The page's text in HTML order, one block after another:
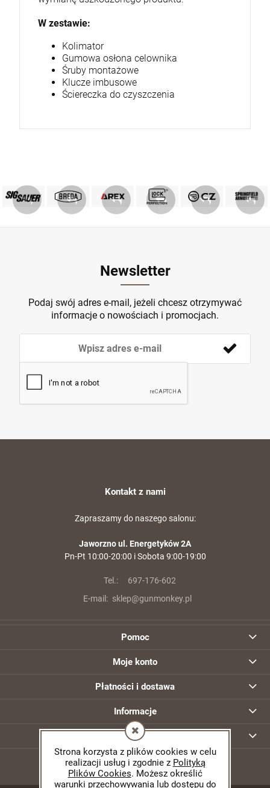
Strona korzysta z plików cookies w celu
realizacji usług i zgodnie z Polityką
Plików Cookies. Możesz określić
warunki przechowywania lub dostępu do
W zestawie:
Kolimator
Gumowa osłona celownika
Śruby montażowe
Klucze imbusowe
Ściereczka do czyszczenia
Newsletter
Podaj swój adres e-mail, jeżeli chcesz otrzymywać
informacje o nowościach i promocjach.
Kontakt z nami
Zapraszamy do naszego salonu:
Jaworzno ul. Energetyków 2A
Pn-Pt 10:00-20:00 i Sobota 9:00-19:00
Tel.:
697-176-602
E-mail: sklep@gunmonkey.pl
Pomoc
Moje konto
Płatności i dostawa
Informacje
O nas